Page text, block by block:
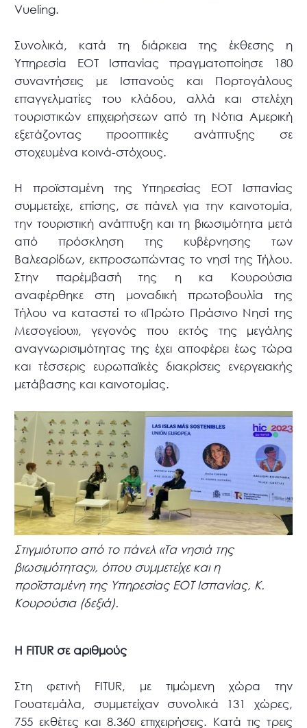
Vueling.
Συνολικά, κατά τη διάρκεια της έκθεσης η
Υπηρεσία ΕΟΤ Ισπανίας πραγματοποίησε 180
συναντήσεις με Ισπανούς και Πορτογάλους
επαγγελματίες του κλάδου, αλλά και στελέχη
τουριστικών επιχειρήσεων από τη Νότια Αμερική
εξετάζοντας προοπτικές ανάπτυξης σε
στοχευμένα κοινά-στόχους.
Η προϊσταμένη της Υπηρεσίας ΕΟΤ Ισπανίας
συμμετείχε, επίσης, σε πάνελ για την καινοτομία,
την τουριστική ανάπτυξη και τη βιωσιμότητα μετά
από πρόσκληση της κυβέρνησης των
Βαλεαρίδων, εκπροσωπώντας το νησί της Τήλου.
Στην παρέμβασή της η κα Κουρούσια
αναφέρθηκε στη μοναδική πρωτοβουλία της
Τήλου να καταστεί το «Πρώτο Πράσινο Νησί της
Μεσογείου», γεγονός που εκτός της μεγάλης
αναγνωρισιμότητας της έχει αποφέρει έως τώρα
και τέσσερις ευρωπαϊκές διακρίσεις ενεργειακής
μετάβασης και καινοτομίας.
Στιγμιότυπο από το πάνελ «Τα νησιά της
βιωσιμότητας», όπου συμμετείχε και η
προϊσταμένη της Υπηρεσίας ΕΟΤ Ισπανίας, Κ.
Κουρούσια (δεξιά).
Η FITUR σε αριθμούς
Στη φετινή FITUR, με τιμώμενη χώρα την
Γουατεμάλα, συμμετείχαν συνολικά 131 χώρες,
755 εκθέτες και 8.360 επιχειρήσεις. Κατά τις τρεις